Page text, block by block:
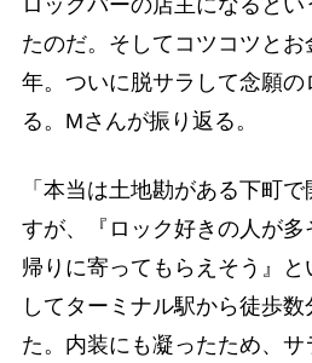
ロックバーの店主になると
たのだ。そしてコツコツと
年。ついに脱サラして念願
る。Mさんが振り返る。
「本当は土地勘がある下町
すが、『ロック好きの人が多
帰りに寄ってもらえそう』
してターミナル駅から徒歩
た。内装にも凝ったため、